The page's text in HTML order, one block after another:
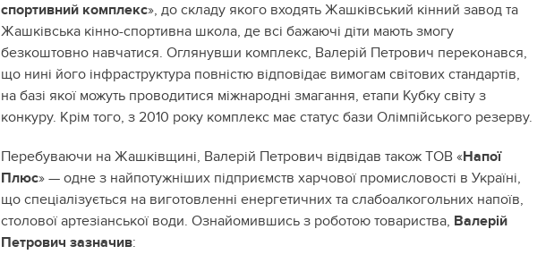
спортивний комплекс», до складу якого входять Жашківський кінний завод та
Жашківська кінно-спортивна школа, де всі бажаючі діти мають змогу
безкоштовно навчатися. Оглянувши комплекс, Валерій Петрович переконався,
що нині його інфраструктура повністю відповідає вимогам світових стандартів,
на базі якої можуть проводитися міжнародні змагання, етапи Кубку світу з
конкуру. Крім того, з 2010 року комплекс має статус бази Олімпійського резерву.
Перебуваючи на Жашківщині, Валерій Петрович відвідав також ТОВ «Напої
Плюс» — одне з найпотужнiших пiдприємств харчової промисловостi в Українi,
що спецiалiзується на виготовленні енергетичних та слабоалкогольних напоїв,
столової артезіанської води. Ознайомившись з роботою товариства, Валерій
Петрович зазначив: